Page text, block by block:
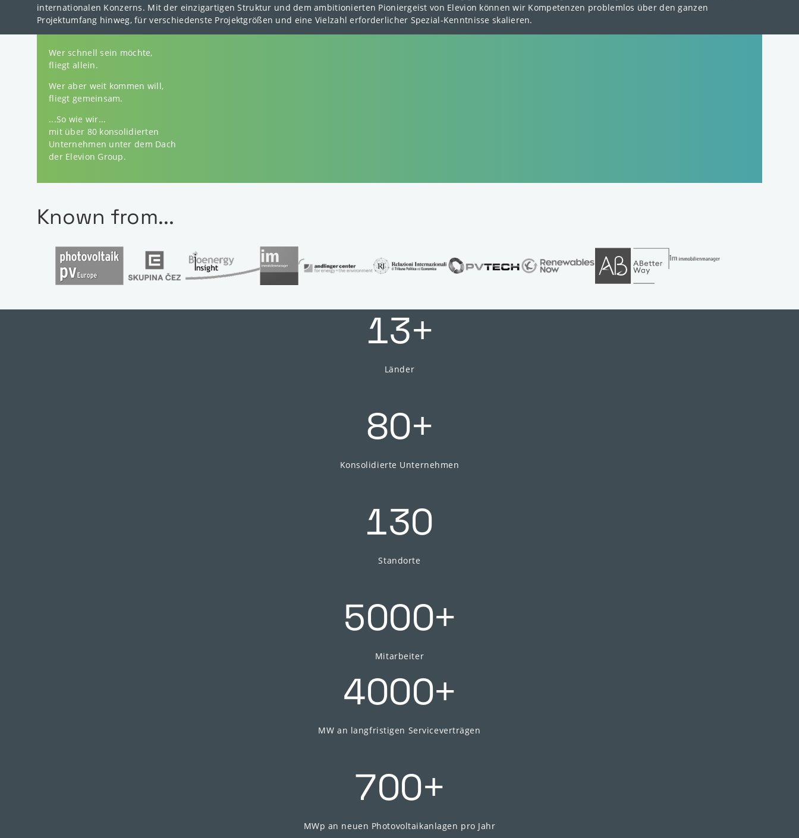
internationalen Konzerns. Mit der einzigartigen Struktur und dem ambitionierten Pioniergeist von Elevion können wir Kompetenzen problemlos über den ganzen
Projektumfang hinweg, für verschiedenste Projektgrößen und eine Vielzahl erforderlicher Spezial-Kenntnisse skalieren.
Wer schnell sein möchte,
fliegt allein.
Wer aber weit kommen will,
fliegt gemeinsam.
...So wie wir...
mit über 80 konsolidierten
Unternehmen unter dem Dach
der Elevion Group.
Known from...
13+
Länder
80+
Konsolidierte Unternehmen
130
Standorte
5000+
Mitarbeiter
4000+
MW an langfristigen Serviceverträgen
700+
MWp an neuen Photovoltaikanlagen pro Jahr